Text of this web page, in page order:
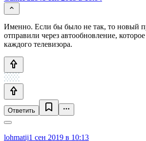
Именно. Если бы было не так, то новый
отправили через автообновление, которое
каждого телевизора.
Ответить
lohmatij1 сен 2019 в 10:13